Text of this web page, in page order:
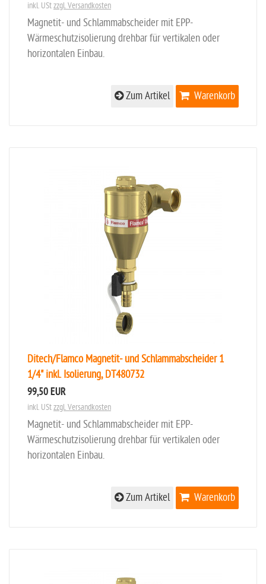
inkl. UStzzgl. Versandkosten
Magnetit- und Schlammabscheider mit EPP-
Wärmeschutzisolierung drehbar für vertikalen oder
horizontalen Einbau.
Warenkorb
Zum Artikel
Ditech/Flamco Magnetit- und Schlammabscheider 1
1/4" inkl. Isolierung, DT480732
99,50 EUR
inkl. UStzzgl. Versandkosten
Magnetit- und Schlammabscheider mit EPP-
Wärmeschutzisolierung drehbar für vertikalen oder
horizontalen Einbau.
Warenkorb
Zum Artikel